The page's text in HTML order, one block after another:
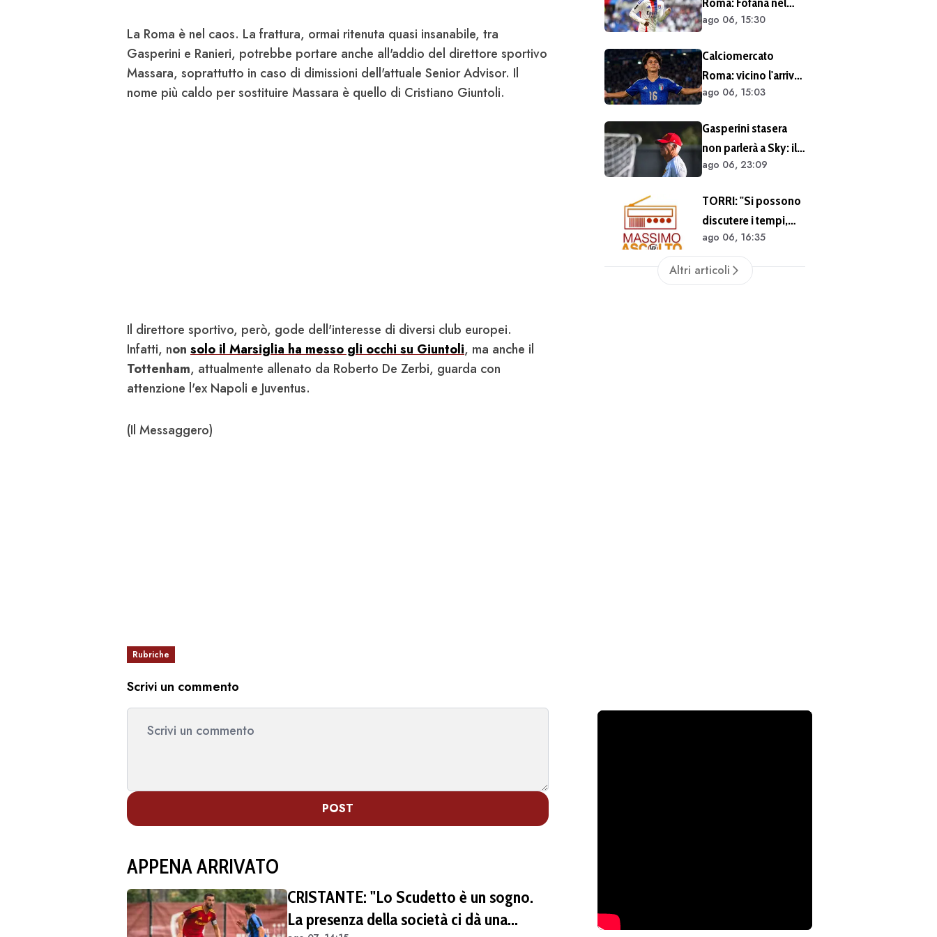
La Roma è nel caos. La frattura, ormai ritenuta quasi insanabile, tra
Gasperini e Ranieri, potrebbe portare anche all'addio del direttore sportivo
Massara, soprattutto in caso di dimissioni dell'attuale Senior Advisor. Il
nome più caldo per sostituire Massara è quello di Cristiano Giuntoli.
Il direttore sportivo, però, gode dell'interesse di diversi club europei.
Infatti, non solo il Marsiglia ha messo gli occhi su Giuntoli, ma anche il
Tottenham, attualmente allenato da Roberto De Zerbi, guarda con
attenzione l'ex Napoli e Juventus.
(Il Messaggero)
Rubriche
Scrivi un commento
POST
APPENA ARRIVATO
CRISTANTE: "Lo Scudetto è un sogno.
La presenza della società ci dà una
mirino. Alcuni
giallorossi presenti
nel match di
Champions con il
ago 06, 15:30
Calciomercato
Roma: vicino l'arrivo
di Ballarin dal
definitivo
ago 06, 15:03
Gasperini stasera
non parlerà a Sky: il
tecnico impegnato
mercato
ago 06, 23:09
TORRI: "Si possono
discutere i tempi,
ma quanto fatto sin
qui è giusto" -
BALZANI:
ago 06, 16:35
Altri articoli